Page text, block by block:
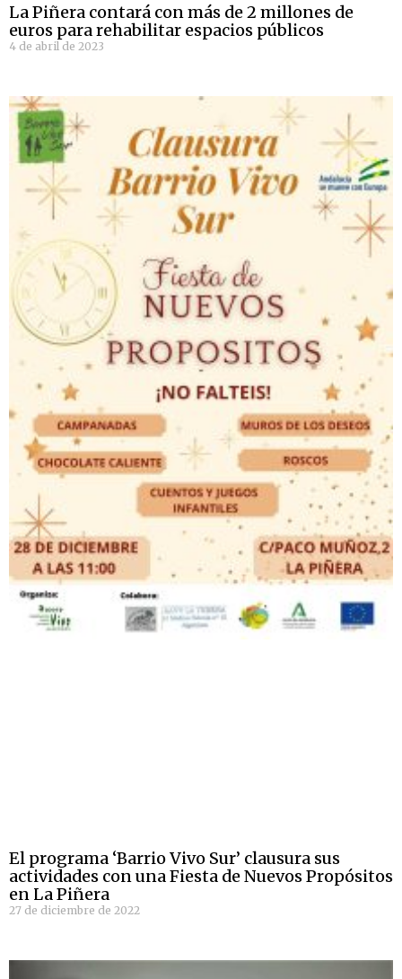
La Piñera contará con más de 2 millones de
euros para rehabilitar espacios públicos
4 de abril de 2023
El programa ‘Barrio Vivo Sur’ clausura sus
actividades con una Fiesta de Nuevos Propósitos
en La Piñera
27 de diciembre de 2022